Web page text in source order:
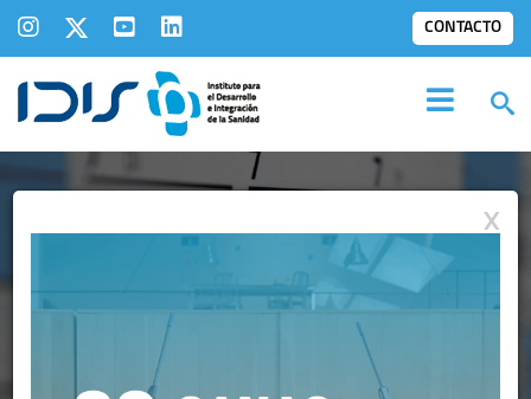
CONTACTO
X